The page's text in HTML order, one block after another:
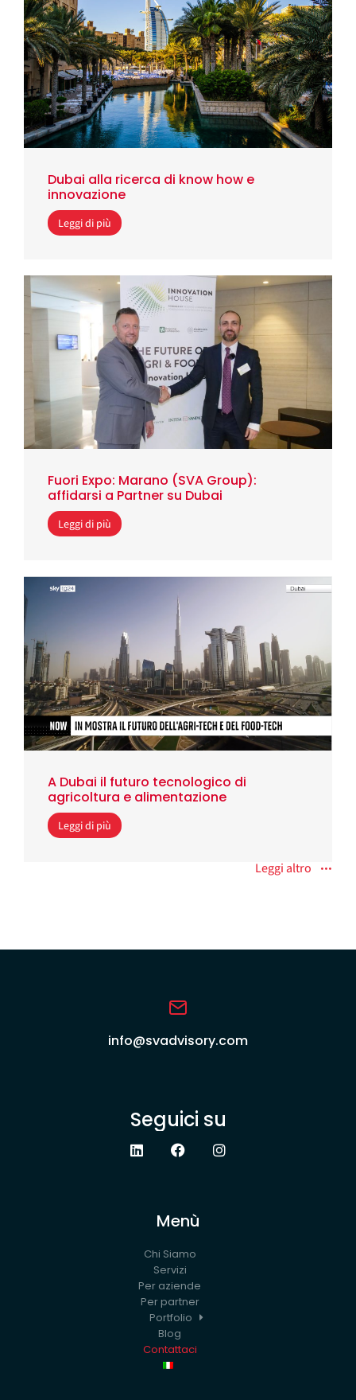
Dubai alla ricerca di know how e
innovazione
Leggi di più
Fuori Expo: Marano (SVA Group):
affidarsi a Partner su Dubai
Leggi di più
A Dubai il futuro tecnologico di
agricoltura e alimentazione
Leggi di più
Leggi altro
info@svadvisory.com
Seguici su
Menù
Chi Siamo
Servizi
Per aziende
Per partner
Portfolio
Blog
Contattaci